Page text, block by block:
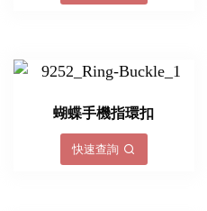
蝴蝶手機指環扣
快速查詢